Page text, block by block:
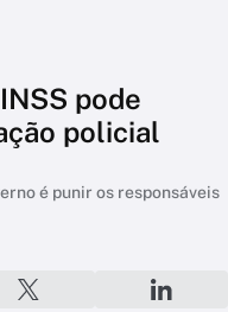
pode
policial
é punir os responsáveis